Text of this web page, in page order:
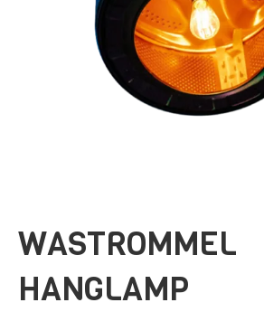
WASTROMMEL
HANGLAMP